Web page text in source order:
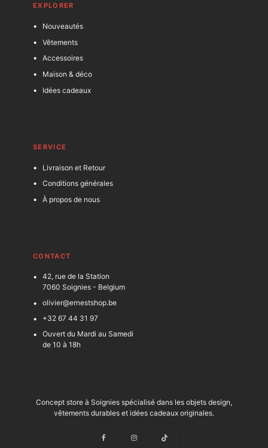
EXPLORER
Nouveautés
Vêtements
Accessoires
Maison & déco
Idées cadeaux
SERVICE
Livraison et Retour
Conditions générales
À propos de nous
CONTACT
42, rue de la Station
7060 Soignies - Belgium
olivier@ernestshop.be
+32 67 44 31 97
Ouvert du Mardi au Samedi
de 10 à 18h
Concept store à Soignies spécialisé dans les objets design,
vêtements durables et idées cadeaux originales.